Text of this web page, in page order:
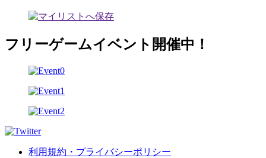
フリーゲームイベント開催中！
利用規約・プライバシーポリシー